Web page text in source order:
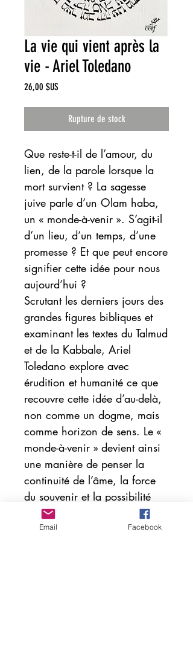
La vie qui vient après la
vie - Ariel Toledano
26,00 $US
Rupture de stock
Que reste-t-il de l’amour, du
lien, de la parole lorsque la
mort survient ? La sagesse
juive parle d’un Olam haba,
un « monde-à-venir ». S’agit-il
d’un lieu, d’un temps, d’une
promesse ? Et que peut encore
signifier cette idée pour nous
aujourd’hui ?
Scrutant les derniers jours des
grandes figures bibliques et
examinant les textes du Talmud
et de la Kabbale, Ariel
Toledano explore avec
érudition et humanité ce que
recouvre cette idée d’au-delà,
non comme un dogme, mais
comme horizon de sens. Le «
monde-à-venir » devient ainsi
une manière de penser la
continuité de l’âme, la force
du souvenir et la possibilité
d’un renouvellement intérieur.
Mêlant spiritualité, philosophie
Email Facebook